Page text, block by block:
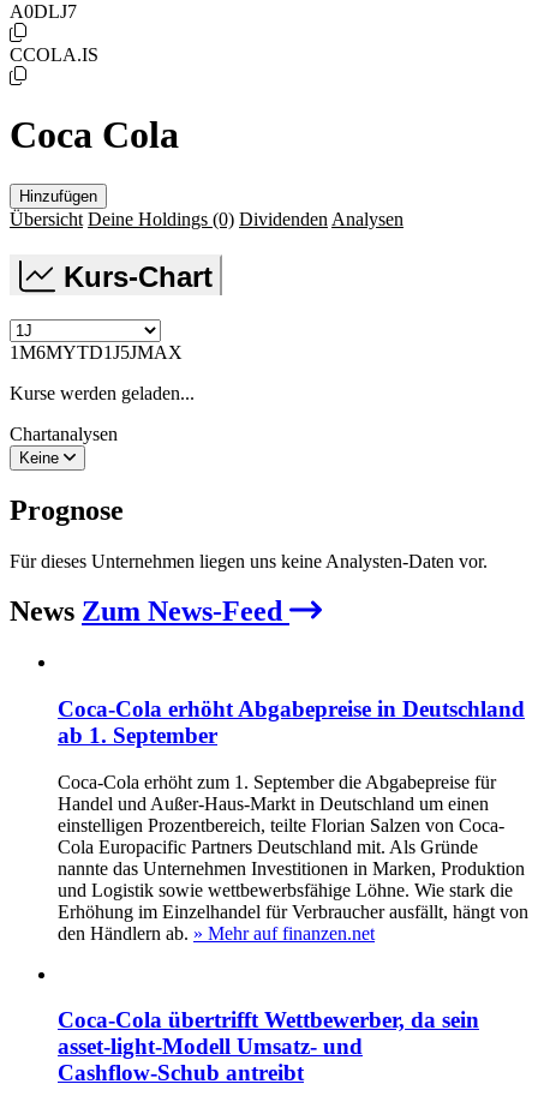
A0DLJ7
CCOLA.IS
Coca Cola
Hinzufügen
Übersicht Deine Holdings (0) Dividenden Analysen
Kurs-Chart
1M6MYTD1J5JMAX
Kurse werden geladen...
Chartanalysen
Keine
Prognose
Für dieses Unternehmen liegen uns keine Analysten-Daten vor.
News Zum News-Feed
Coca-Cola erhöht Abgabepreise in Deutschland
ab 1. September
Coca-Cola erhöht zum 1. September die Abgabepreise für
Handel und Außer-Haus-Markt in Deutschland um einen
einstelligen Prozentbereich, teilte Florian Salzen von Coca-
Cola Europacific Partners Deutschland mit. Als Gründe
nannte das Unternehmen Investitionen in Marken, Produktion
und Logistik sowie wettbewerbsfähige Löhne. Wie stark die
Erhöhung im Einzelhandel für Verbraucher ausfällt, hängt von
den Händlern ab. » Mehr auf finanzen.net
Coca-Cola übertrifft Wettbewerber, da sein
asset-light‑Modell Umsatz- und
Cashflow‑Schub antreibt